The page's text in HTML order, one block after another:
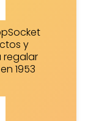
y
regalar
1953